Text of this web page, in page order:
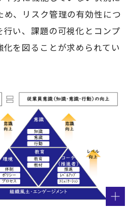
め、リスク管理の有効性につ
行い、課題の可視化とコンプ
化を図ることが求められてい